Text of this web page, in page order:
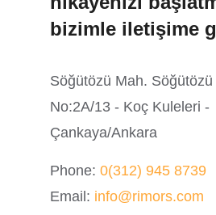
bizimle iletişime
Söğütözü Mah. Söğütözü
No:2A/13 - Koç Kuleleri -
Çankaya/Ankara
Phone:0(312) 945 8739
Email: info@rimors.com